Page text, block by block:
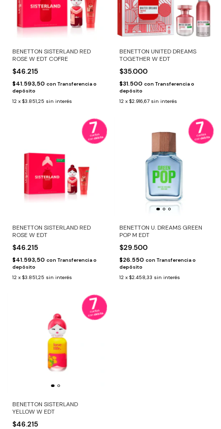
BENETTON SISTERLAND RED
ROSE W EDT COFRE
$46.215
$41.593,50 con Transferencia o
depósito
12 x $3.851,25 sin interés
BENETTON UNITED DREAMS
TOGETHER W EDT
$35.000
$31.500 con Transferencia o
depósito
12 x $2.916,67 sin interés
BENETTON SISTERLAND RED
ROSE W EDT
$46.215
$41.593,50 con Transferencia o
depósito
12 x $3.851,25 sin interés
BENETTON U. DREAMS GREEN
POP M EDT
$29.500
$26.550 con Transferencia o
depósito
12 x $2.458,33 sin interés
BENETTON SISTERLAND
YELLOW W EDT
$46.215